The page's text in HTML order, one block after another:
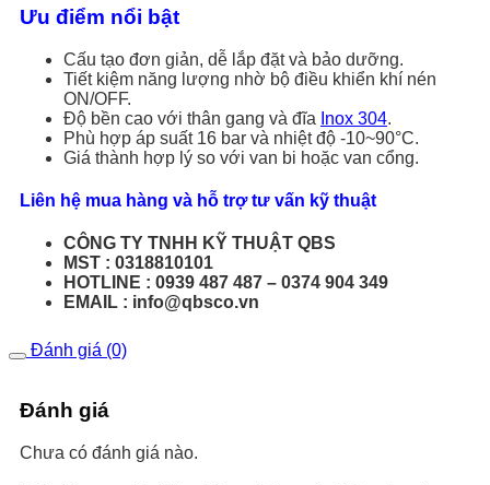
Ưu điểm nổi bật
Cấu tạo đơn giản, dễ lắp đặt và bảo dưỡng.
Tiết kiệm năng lượng nhờ bộ điều khiển khí nén
ON/OFF.
Độ bền cao với thân gang và đĩa Inox 304.
Phù hợp áp suất 16 bar và nhiệt độ -10~90°C.
Giá thành hợp lý so với van bi hoặc van cổng.
Liên hệ mua hàng và hỗ trợ tư vấn kỹ thuật
CÔNG TY TNHH KỸ THUẬT QBS
MST : 0318810101
HOTLINE : 0939 487 487 – 0374 904 349
EMAIL : info@qbsco.vn
Đánh giá (0)
Đánh giá
Chưa có đánh giá nào.